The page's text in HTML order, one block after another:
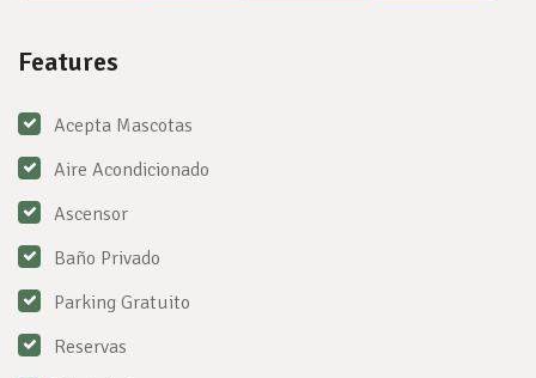
Features
Acepta Mascotas
Aire Acondicionado
Ascensor
Baño Privado
Parking Gratuito
Reservas